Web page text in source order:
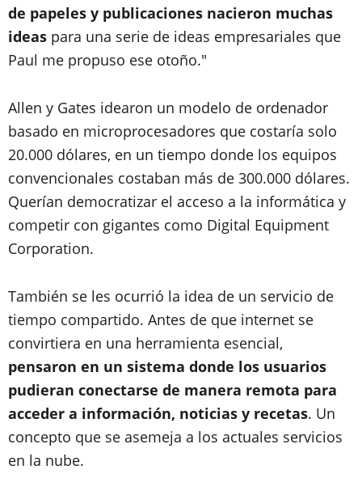
de papeles y publicaciones nacieron muchas
ideas para una serie de ideas empresariales que
Paul me propuso ese otoño."
Allen y Gates idearon un modelo de ordenador
basado en microprocesadores que costaría solo
20.000 dólares, en un tiempo donde los equipos
convencionales costaban más de 300.000 dólares.
Querían democratizar el acceso a la informática y
competir con gigantes como Digital Equipment
Corporation.
También se les ocurrió la idea de un servicio de
tiempo compartido. Antes de que internet se
convirtiera en una herramienta esencial,
pensaron en un sistema donde los usuarios
pudieran conectarse de manera remota para
acceder a información, noticias y recetas. Un
concepto que se asemeja a los actuales servicios
en la nube.